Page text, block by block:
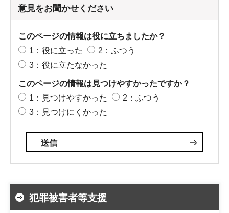
意見をお聞かせください
このページの情報は役に立ちましたか？
1：役に立った
2：ふつう
3：役に立たなかった
このページの情報は見つけやすかったですか？
1：見つけやすかった
2：ふつう
3：見つけにくかった
犯罪被害者等支援